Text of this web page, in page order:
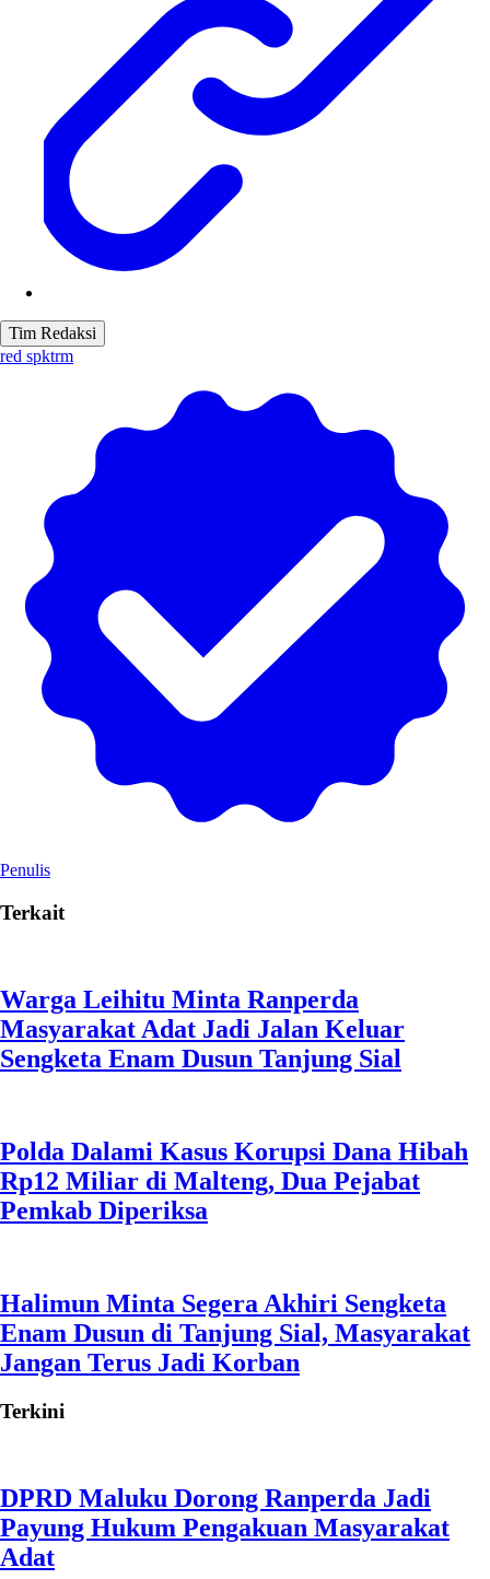
Tim Redaksi
red spktrm
Penulis
Terkait
Warga Leihitu Minta Ranperda
Masyarakat Adat Jadi Jalan Keluar
Sengketa Enam Dusun Tanjung Sial
Polda Dalami Kasus Korupsi Dana Hibah
Rp12 Miliar di Malteng, Dua Pejabat
Pemkab Diperiksa
Halimun Minta Segera Akhiri Sengketa
Enam Dusun di Tanjung Sial, Masyarakat
Jangan Terus Jadi Korban
Terkini
DPRD Maluku Dorong Ranperda Jadi
Payung Hukum Pengakuan Masyarakat
Adat